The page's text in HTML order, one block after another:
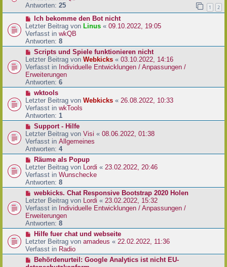
i
t
a
g
e
r
B
e
i
t
a
g
Antworten: 25 1 2
N
e
u
e
r
B
e
i
t
r
a
g
Ich bekomme den Bot nicht
Letzter Beitrag von Linus « 09.10.2022, 19:05
Verfasst in wkQB
Antworten: 8
N
e
u
e
r
B
e
i
t
r
a
g
Scripts und Spiele funktionieren nicht
Letzter Beitrag von Webkicks « 03.10.2022, 14:16
Verfasst in Individuelle Entwicklungen / Anpassungen /
Erweiterungen
Antworten: 6
N
e
u
e
r
B
e
i
t
a
g
wktools
Letzter Beitrag von Webkicks « 26.08.2022, 10:33
Verfasst in wkTools
Antworten: 1
N
e
u
e
r
B
e
i
t
a
g
Support - Hilfe
Letzter Beitrag von Visi « 08.06.2022, 01:38
Verfasst in Allgemeines
Antworten: 4
N
e
u
e
r
B
e
i
t
r
a
g
Räume als Popup
Letzter Beitrag von Lordi « 23.02.2022, 20:46
Verfasst in Wunschecke
Antworten: 8
N
e
u
e
r
B
e
i
t
webkicks. Chat Responsive Bootstrap 2020 Holen
Letzter Beitrag von Lordi « 23.02.2022, 15:32
Verfasst in Individuelle Entwicklungen / Anpassungen /
Erweiterungen
Antworten: 8
N
e
u
e
Hilfe fuer chat und webseite
Letzter Beitrag von amadeus « 22.02.2022, 11:36
Verfasst in Radio
NBehördenurteil: Google Analytics ist nicht EU-